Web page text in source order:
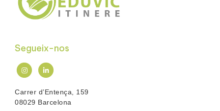
Segueix-nos
Carrer d’Entença, 159
08029 Barcelona